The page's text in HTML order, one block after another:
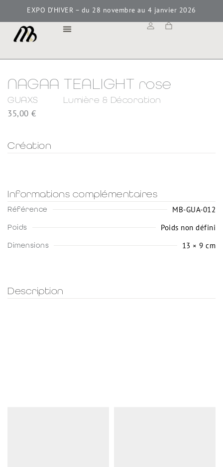
EXPO D’HIVER – du 28 novembre au 4 janvier 2026
NAGAA TEALIGHT rose
GUAXS Lumière & Décoration
35,00 €
Création
Informations complémentaires
Référence MB-GUA-012
Poids Poids non défini
Dimensions 13 × 9 cm
Description